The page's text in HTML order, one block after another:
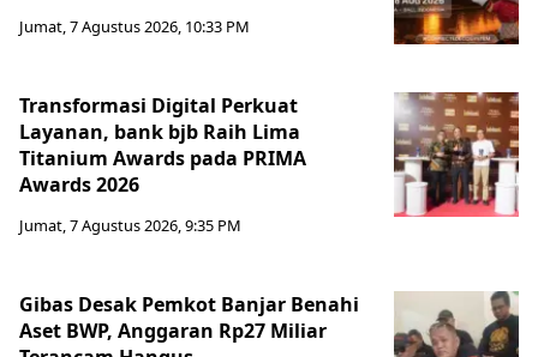
Jumat, 7 Agustus 2026, 10:33 PM
Transformasi Digital Perkuat
Layanan, bank bjb Raih Lima
Titanium Awards pada PRIMA
Awards 2026
Jumat, 7 Agustus 2026, 9:35 PM
Gibas Desak Pemkot Banjar Benahi
Aset BWP, Anggaran Rp27 Miliar